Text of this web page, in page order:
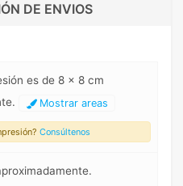
DE ENVIOS
es de 8 x 8 cm
Mostrar areas
Consúltenos